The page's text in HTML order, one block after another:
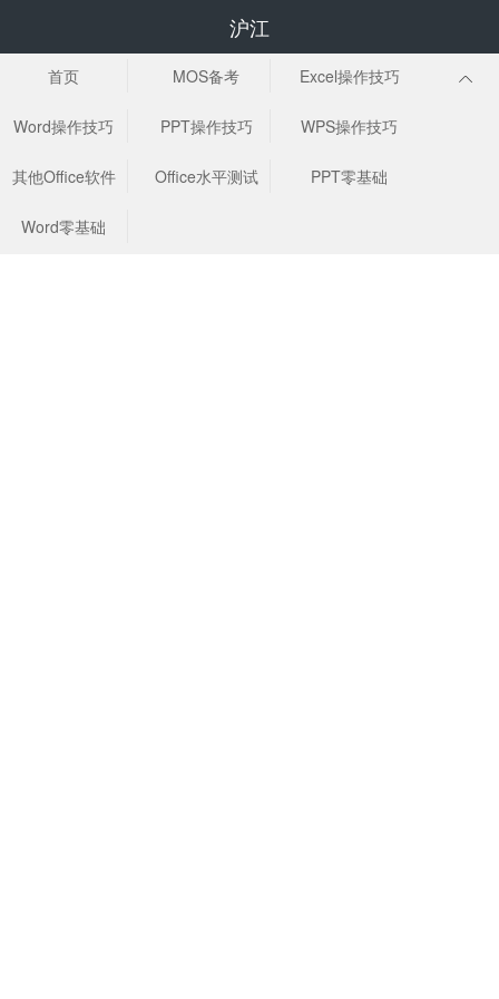
沪江
首页 MOS备考 Excel操作技巧
Word操作技巧 PPT操作技巧 WPS操作技巧
其他Office软件 Office水平测试 PPT零基础
Word零基础